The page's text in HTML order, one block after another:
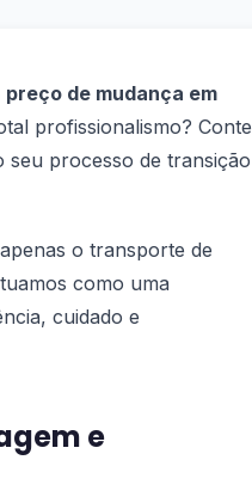
preço de mudança em
profissionalismo? Conte
seu processo de transição
o transporte de
como uma
cuidado e
e